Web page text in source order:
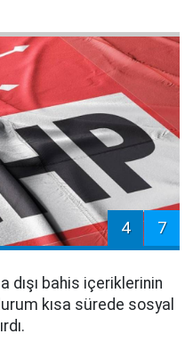
4 7
dışı bahis içeriklerinin
kısa sürede sosyal